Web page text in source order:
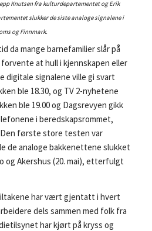
Knutsen fra kulturdepartementet og Erik
slukker de siste analoge signalene i
og Finnmark.
da mange barnefamilier slår på
at hull i kjennskapen eller
digitale signalene ville gi svart
ble 18.30, og TV 2-nyhetene
ble 19.00 og Dagsrevyen gikk
i beredskapsrommet,
første store testen var
de analoge bakkenettene slukket
og Akershus (20. mai), etterfulgt
har vært gjentatt i hvert
dels sammen med folk fra
har kjørt på kryss og